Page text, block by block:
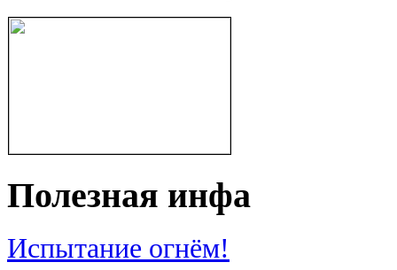
Полезная инфа
Испытание огнём!